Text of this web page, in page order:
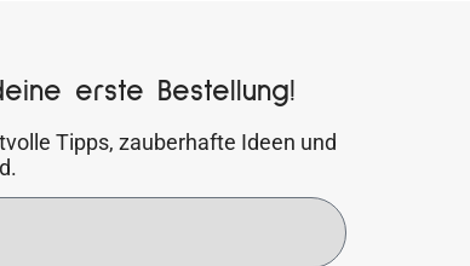
erste Bestellung!
Tipps, zauberhafte Ideen und